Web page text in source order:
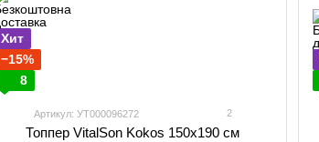
Хит
−15%
8
Артикул: УТ000096272 2
Топпер VitalSon Kokos 150х190 см